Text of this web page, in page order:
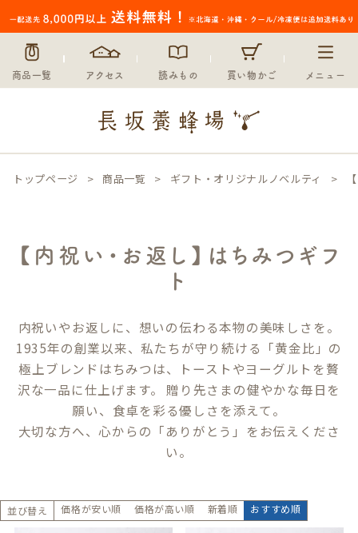
商品一覧 アクセス 読みもの 買い物かご メニュー
トップページ 商品一覧 ギフト・オリジナルノベルティ
【内祝い・お返し】はちみつギフ
ト
内祝いやお返しに、想いの伝わる本物の美味しさを。
1935年の創業以来、私たちが守り続ける「黄金比」の
極上ブレンドはちみつは、トーストやヨーグルトを贅
沢な一品に仕上げます。 贈り先さまの健やかな毎日を
願い、食卓を彩る優しさを添えて。
大切な方へ、心からの「ありがとう」をお伝えくださ
い。
並び替え 価格が安い順 価格が高い順 新着順 おすすめ順